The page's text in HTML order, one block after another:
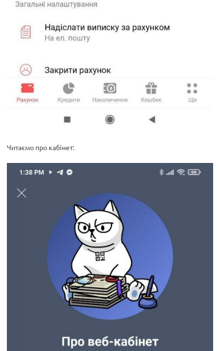
Читаємо про кабінет: